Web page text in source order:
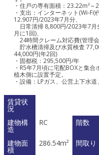
・住戸の専有面積：23.22m²～
・支出：インターネット(Wi-
12.907円/2023年7月分、
日常清掃 8,800円/2023年7
月に1回)、
24時間クレーム対応費(管理
貯水槽清掃及び水質検査
44,000円(年2回)
・固都税：295,500円/年
・R5年7月頃に宅配BOXと集
植木側に設置予定。
・設備：LPガス、公営上下水
賃貸状
況
建物構
造
RC 階数
建物面
積
286.54m² 間取り